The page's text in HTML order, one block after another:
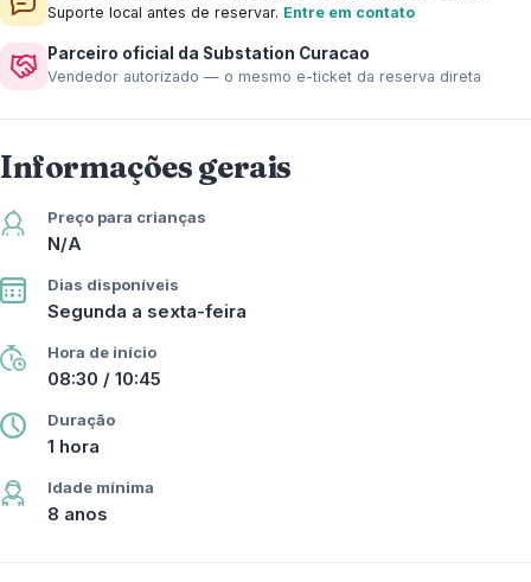
Suporte local antes de reservar. Entre em contato
Parceiro oficial da Substation Curacao
Vendedor autorizado — o mesmo e-ticket da reserva direta
Informações gerais
Preço para crianças
N/A
Dias disponíveis
Segunda a sexta-feira
Hora de início
08:30 / 10:45
Duração
1 hora
Idade mínima
8 anos